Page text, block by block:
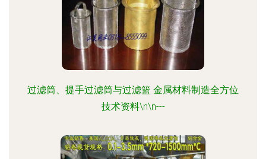
过滤筒、提手过滤筒与过滤篮 金属材料制造全方位
技术资料\n\n---